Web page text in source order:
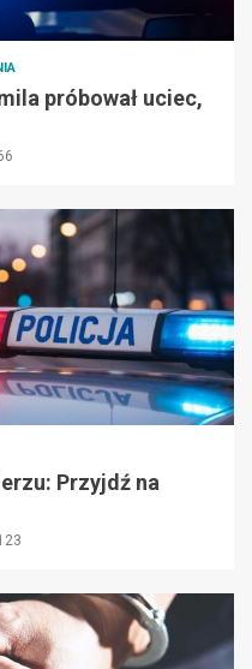
próbował uciec,
Przyjdź na